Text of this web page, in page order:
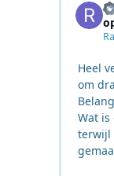
Heel
om
Wat is
terwijl